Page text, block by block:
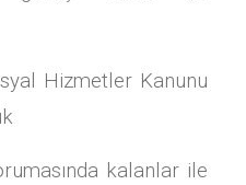
Hizmetler Kanunu
kalanlar ile